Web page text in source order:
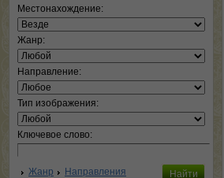
Местонахождение:
Жанр:
Направление:
Тип изображения:
Ключевое слово:
Жанр Направления